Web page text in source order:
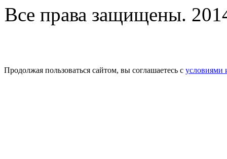
Все права защищены.
Продолжая пользоваться сайтом, вы соглашаетесь с условиями